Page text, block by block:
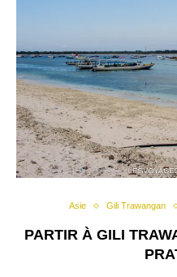
Asie Gili Trawangan
PARTIR À GILI